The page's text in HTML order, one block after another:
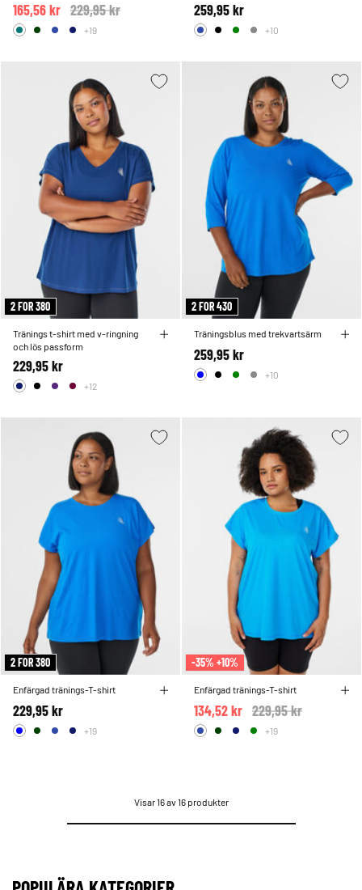
Price reduced from
229,95 kr
165,56 kr
+19
259,95 kr
+10
2 FOR 380
Tränings t-shirt med v-ringning
och lös passform
229,95 kr
+12
2 FOR 430
Träningsblus med trekvartsärm
259,95 kr
+10
2 FOR 380
Enfärgad tränings-T-shirt
229,95 kr
+19
-35% +10%
Enfärgad tränings-T-shirt
Price reduced from
229,95 kr
134,52 kr
+19
Visar 16 av 16 produkter